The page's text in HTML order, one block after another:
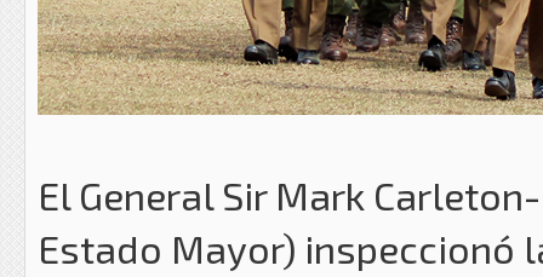
El General Sir Mark Carleton-
Estado Mayor) inspeccionó